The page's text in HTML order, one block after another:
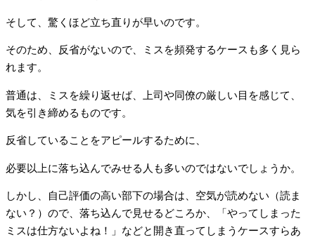
そして、驚くほど立ち直りが早いのです。
そのため、反省がないので、ミスを頻発するケースも多く見ら
れます。
普通は、ミスを繰り返せば、上司や同僚の厳しい目を感じて、
気を引き締めるものです。
反省していることをアピールするために、
必要以上に落ち込んでみせる人も多いのではないでしょうか。
しかし、自己評価の高い部下の場合は、空気が読めない（読ま
ない？）ので、落ち込んで見せるどころか、「やってしまった
ミスは仕方ないよね！」などと開き直ってしまうケースすらあ